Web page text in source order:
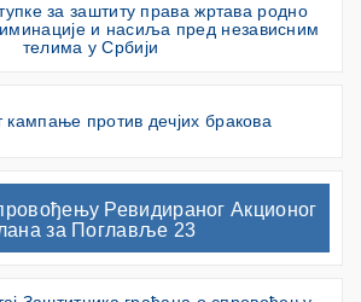
за заштиту права жртава родно
и насиља пред независним
телима у Србији
кампање против дечјих бракова
Ревидираног Акционог
за Поглавље 23